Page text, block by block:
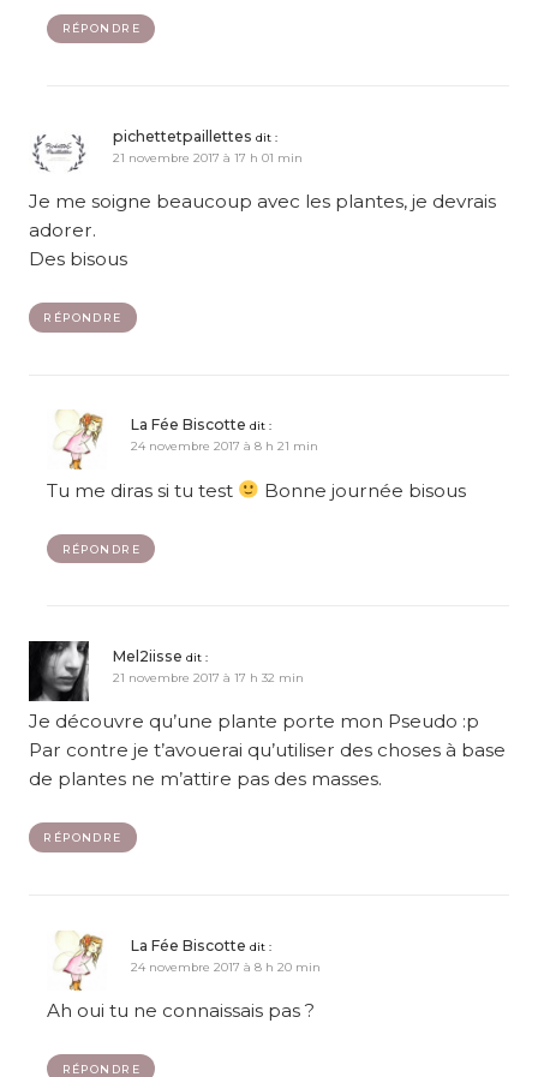
RÉPONDRE
pichettetpaillettes dit :
21 novembre 2017 à 17 h 01 min
Je me soigne beaucoup avec les plantes, je devrais
adorer.
Des bisous
RÉPONDRE
La Fée Biscotte dit :
24 novembre 2017 à 8 h 21 min
Tu me diras si tu test Bonne journée bisous
RÉPONDRE
Mel2iisse dit :
21 novembre 2017 à 17 h 32 min
Je découvre qu’une plante porte mon Pseudo :p
Par contre je t’avouerai qu’utiliser des choses à base
de plantes ne m’attire pas des masses.
RÉPONDRE
La Fée Biscotte dit :
24 novembre 2017 à 8 h 20 min
Ah oui tu ne connaissais pas ?
RÉPONDRE